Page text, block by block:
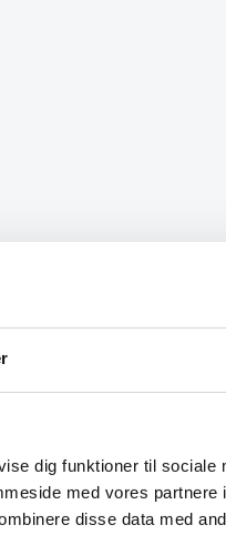
dig funktioner til sociale
med vores partnere
disse data med